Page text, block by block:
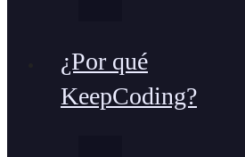
¿Por qué
KeepCoding?